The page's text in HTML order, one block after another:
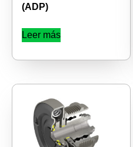
(ADP)
Leer más